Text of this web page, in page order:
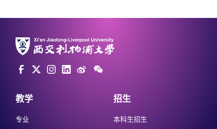
教学
专业
招生
本科生招生